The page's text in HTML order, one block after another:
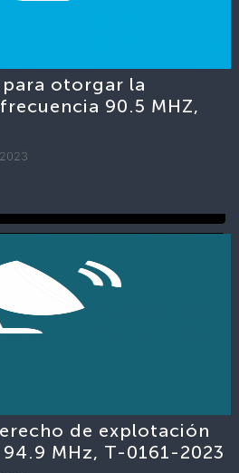
otorgar la
90.5 MHZ,
de explotación
MHz, T-0161-2023